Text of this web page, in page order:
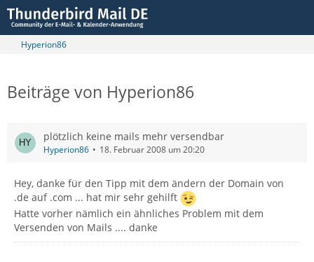
Hyperion86
Beiträge von Hyperion86
plötzlich keine mails mehr versendbar
Hyperion86 18. Februar 2008 um 20:20
Hey, danke für den Tipp mit dem ändern der Domain von
.de auf .com ... hat mir sehr gehilft
Hatte vorher nämlich ein ähnliches Problem mit dem
Versenden von Mails .... danke